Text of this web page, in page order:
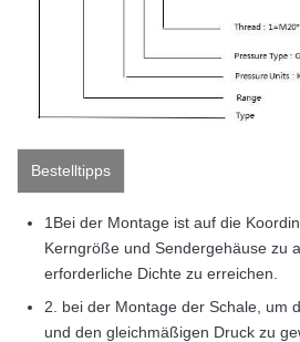
Bestelltipps
1Bei der Montage ist auf die
Kerngröße und Sendergehäuse zu
erforderliche Dichte zu erreichen.
2. bei der Montage der Schale, um
und den gleichmäßigen Druck zu